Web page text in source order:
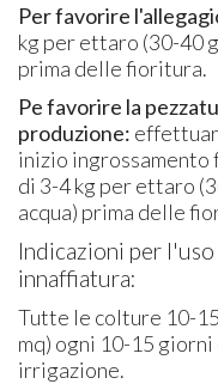
Per favorire
kg per ettaro (30-40
prima delle fioritura.
Pe favorire la
produzione:
inizio
di 3-4 kg per ettaro
acqua) prima delle
Indicazioni per
innaffiatura:
Tutte le colture 10-
mq) ogni 10-15
irrigazione.